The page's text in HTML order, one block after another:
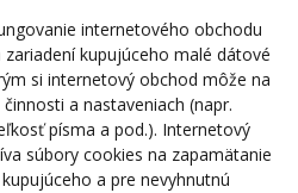
internetového obchodu
kupujúceho malé dátové
si internetový obchod môže na
a nastaveniach (napr.
písma a pod.). Internetový
súbory cookies na zapamätanie
a pre nevyhnutnú